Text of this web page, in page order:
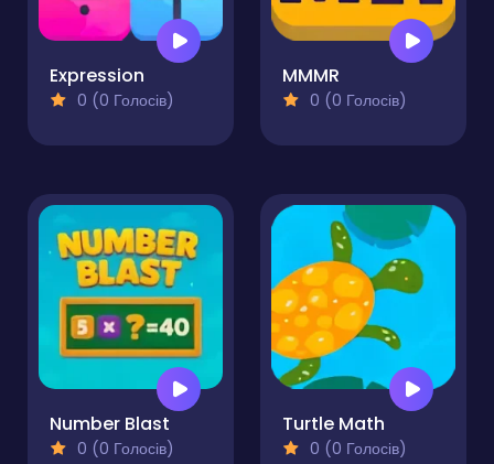
Expression
0 (0 Голосів)
MMMR
0 (0 Голосів)
Number Blast
0 (0 Голосів)
Turtle Math
0 (0 Голосів)